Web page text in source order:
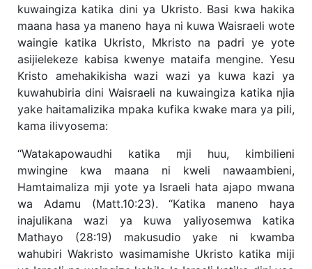
kuwaingiza katika dini ya Ukristo. Basi kwa hakika
maana hasa ya maneno haya ni kuwa Waisraeli wote
waingie katika Ukristo, Mkristo na padri ye yote
asijielekeze kabisa kwenye mataifa mengine. Yesu
Kristo amehakikisha wazi wazi ya kuwa kazi ya
kuwahubiria dini Waisraeli na kuwaingiza katika njia
yake haitamalizika mpaka kufika kwake mara ya pili,
kama ilivyosema:
“Watakapowaudhi katika mji huu, kimbilieni
mwingine kwa maana ni kweli nawaambieni,
Hamtaimaliza mji yote ya Israeli hata ajapo mwana
wa Adamu (Matt.10:23). “Katika maneno haya
inajulikana wazi ya kuwa yaliyosemwa katika
Mathayo (28:19) makusudio yake ni kwamba
wahubiri Wakristo wasimamishe Ukristo katika miji